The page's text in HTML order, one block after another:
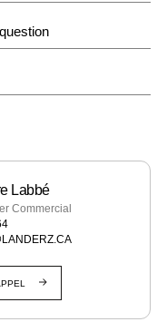
Labbé
Commercial